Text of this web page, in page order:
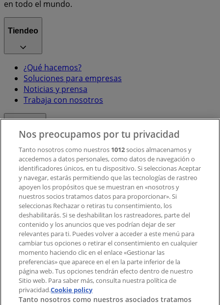
en todo el mundo.
Tiendeo
¿Qué hacemos?
Soluciones para empresas
Noticias y prensa
Trabaja con nosotros
Contacto comercial y de marketing
Tienda mal colocada en el mapa
Notificar un folleto
¿Encontraste un problema en la web o en la
aplicación?
Índices
Marcas
Marcas locales
Negocios
Negocios cercanos
Nos preocupamos por tu privacidad
Tanto nosotros como nuestros 1012socios almacenamos y
accedemos a datos personales, como datos de navegación o
identificadores únicos, en tu dispositivo. Si seleccionas Aceptar
y navegar, estarás permitiendo que las tecnologías de rastreo
apoyen los propósitos que se muestran en «nosotros y
nuestros socios tratamos datos para proporcionar». Si
seleccionas Rechazar o retiras tu consentimiento, los
deshabilitarás. Si se deshabilitan los rastreadores, parte del
contenido y los anuncios que ves podrían dejar de ser
relevantes para ti. Puedes volver a acceder a este menú para
cambiar tus opciones o retirar el consentimiento en cualquier
momento haciendo clic en el enlace «Gestionar las
preferencias» que aparece en el en la parte inferior de la
página web. Tus opciones tendrán efecto dentro de nuestro
Sitio web. Para saber más, consulta nuestra política de
privacidad.Cookie policy
Tanto nosotros como nuestros asociados tratamos